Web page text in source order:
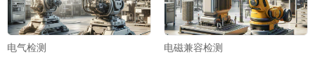
电气检测 电磁兼容检测